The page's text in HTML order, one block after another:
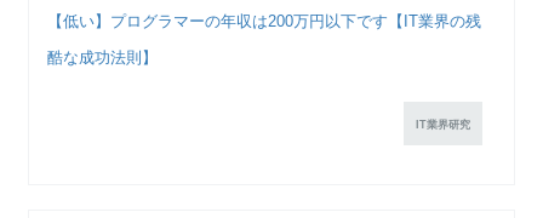
【低い】プログラマーの年収は200万円以下です【IT業界の残
酷な成功法則】
IT業界研究